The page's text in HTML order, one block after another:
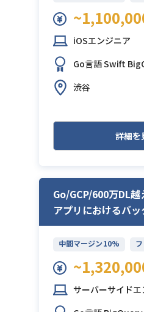
iOSエンジニア
Go言語Swift
渋谷
詳細を
Go/GCP/600万DL
アプリにおけるバ
中間マージン10%
サーバーサイドエ